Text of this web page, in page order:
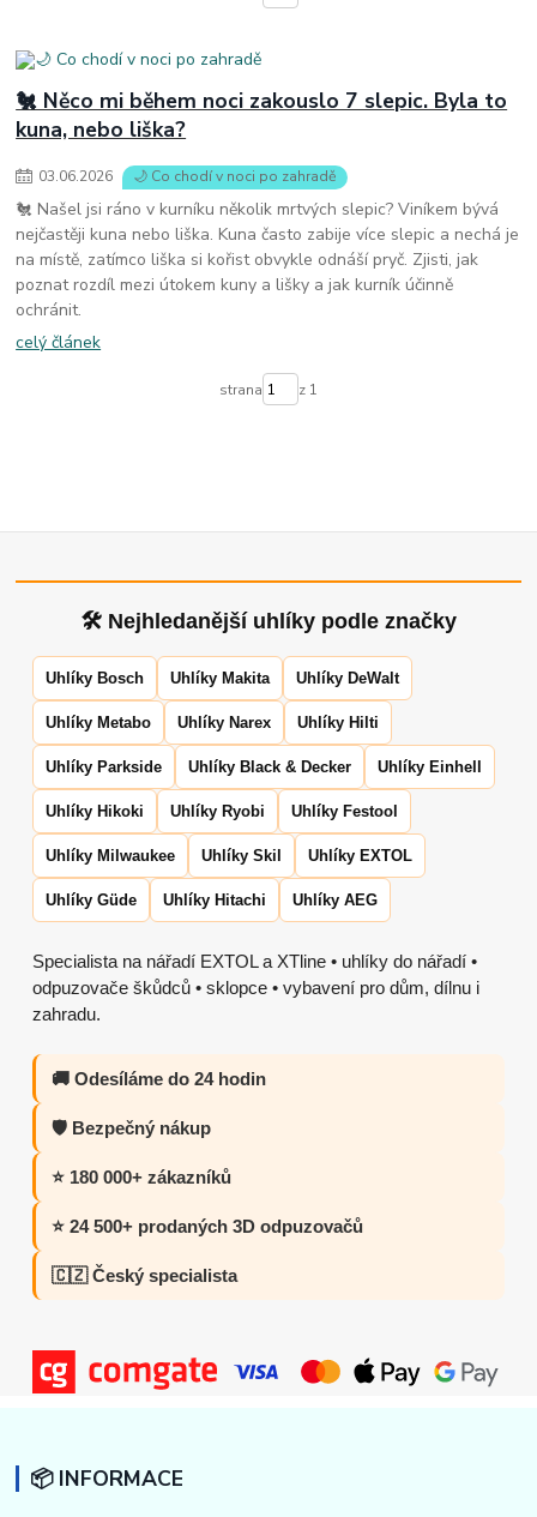
🐔 Něco mi během noci zakouslo 7 slepic. Byla to
kuna, nebo liška?
03.06.2026 🌙 Co chodí v noci po zahradě
🐔 Našel jsi ráno v kurníku několik mrtvých slepic? Viníkem bývá
nejčastěji kuna nebo liška. Kuna často zabije více slepic a nechá je
na místě, zatímco liška si kořist obvykle odnáší pryč. Zjisti, jak
poznat rozdíl mezi útokem kuny a lišky a jak kurník účinně
ochránit.
celý článek
strana z 1
🛠 Nejhledanější uhlíky podle značky
Uhlíky Bosch Uhlíky Makita Uhlíky DeWalt
Uhlíky Metabo Uhlíky Narex Uhlíky Hilti
Uhlíky Parkside Uhlíky Black & Decker Uhlíky Einhell
Uhlíky Hikoki Uhlíky Ryobi Uhlíky Festool
Uhlíky Milwaukee Uhlíky Skil Uhlíky EXTOL
Uhlíky Güde Uhlíky Hitachi Uhlíky AEG
Specialista na nářadí EXTOL a XTline • uhlíky do nářadí •
odpuzovače škůdců • sklopce • vybavení pro dům, dílnu i
zahradu.
🚚 Odesíláme do 24 hodin
🛡️ Bezpečný nákup
⭐ 180 000+ zákazníků
⭐ 24 500+ prodaných 3D odpuzovačů
🇨🇿 Český specialista
📦 INFORMACE